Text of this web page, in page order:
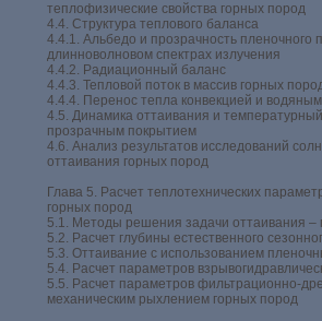
теплофизические свойства горных пород
4.4. Структура теплового баланса
4.4.1. Альбедо и прозрачность пленочного
длинноволновом спектрах излучения
4.4.2. Радиационный баланс
4.4.3. Тепловой поток в массив горных
4.4.4. Перенос тепла конвекцией и
4.5. Динамика оттаивания и
прозрачным покрытием
4.6. Анализ результатов исследований
оттаивания горных пород
Глава 5. Расчет теплотехнических
горных пород
5.1. Методы решения задачи оттаивания –
5.2. Расчет глубины естественного
5.3. Оттаивание с использованием
5.4. Расчет параметров
5.5. Расчет параметров фильтрационно-
механическим рыхлением горных пород